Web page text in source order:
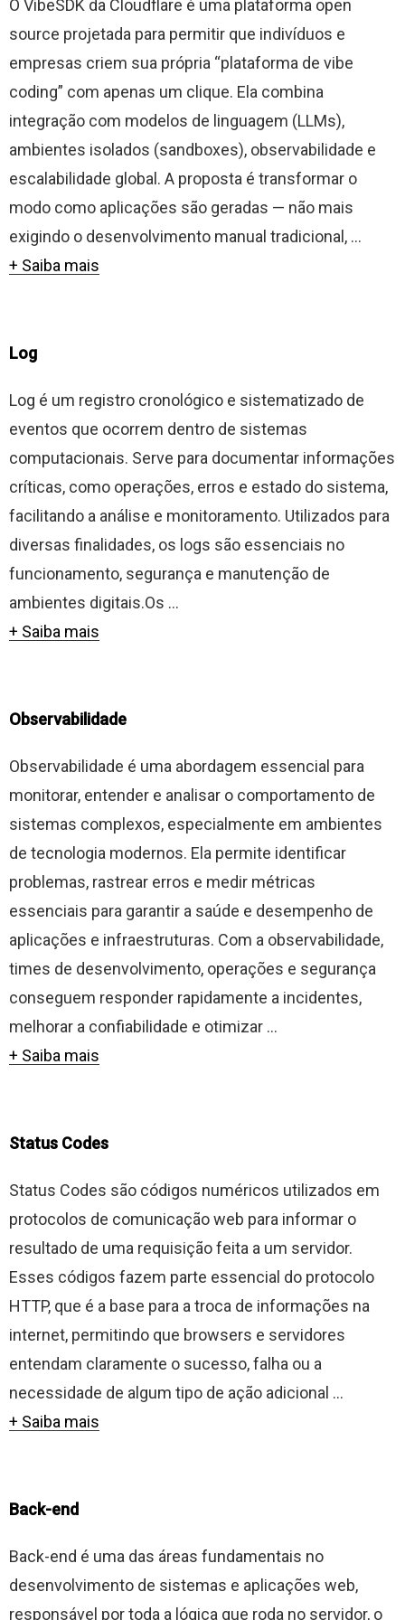
O VibeSDK da Cloudflare é uma plataforma open
source projetada para permitir que indivíduos e
empresas criem sua própria “plataforma de vibe
coding” com apenas um clique. Ela combina
integração com modelos de linguagem (LLMs),
ambientes isolados (sandboxes), observabilidade e
escalabilidade global. A proposta é transformar o
modo como aplicações são geradas — não mais
exigindo o desenvolvimento manual tradicional, ...
+ Saiba mais
Log
Log é um registro cronológico e sistematizado de
eventos que ocorrem dentro de sistemas
computacionais. Serve para documentar informações
críticas, como operações, erros e estado do sistema,
facilitando a análise e monitoramento. Utilizados para
diversas finalidades, os logs são essenciais no
funcionamento, segurança e manutenção de
ambientes digitais.Os ...
+ Saiba mais
Observabilidade
Observabilidade é uma abordagem essencial para
monitorar, entender e analisar o comportamento de
sistemas complexos, especialmente em ambientes
de tecnologia modernos. Ela permite identificar
problemas, rastrear erros e medir métricas
essenciais para garantir a saúde e desempenho de
aplicações e infraestruturas. Com a observabilidade,
times de desenvolvimento, operações e segurança
conseguem responder rapidamente a incidentes,
melhorar a confiabilidade e otimizar ...
+ Saiba mais
Status Codes
Status Codes são códigos numéricos utilizados em
protocolos de comunicação web para informar o
resultado de uma requisição feita a um servidor.
Esses códigos fazem parte essencial do protocolo
HTTP, que é a base para a troca de informações na
internet, permitindo que browsers e servidores
entendam claramente o sucesso, falha ou a
necessidade de algum tipo de ação adicional ...
+ Saiba mais
Back-end
Back-end é uma das áreas fundamentais no
desenvolvimento de sistemas e aplicações web,
responsável por toda a lógica que roda no servidor, o